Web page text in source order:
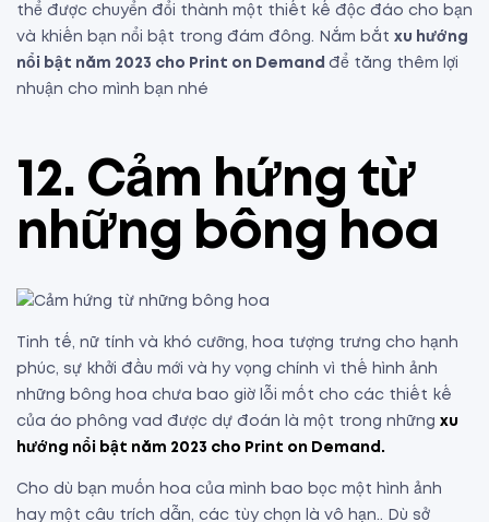
thể được chuyển đổi thành một thiết kế độc đáo cho bạn
và khiến bạn nổi bật trong đám đông. Nắm bắt xu hướng
nổi bật năm 2023 cho Print on Demand để tăng thêm lợi
nhuận cho mình bạn nhé
12. Cảm hứng từ
những bông hoa
Tinh tế, nữ tính và khó cưỡng, hoa tượng trưng cho hạnh
phúc, sự khởi đầu mới và hy vọng chính vì thế hình ảnh
những bông hoa chưa bao giờ lỗi mốt cho các thiết kế
của áo phông vad được dự đoán là một trong những xu
hướng nổi bật năm 2023 cho Print on Demand.
Cho dù bạn muốn hoa của mình bao bọc một hình ảnh
hay một câu trích dẫn, các tùy chọn là vô hạn.. Dù sở